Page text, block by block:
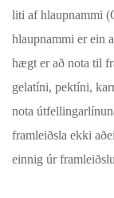
liti af hlaupnammi
hlaupnammi er ein
hægt er að nota til
gelatíni, pektíni,
nota
framleiðsla ekki
einnig úr